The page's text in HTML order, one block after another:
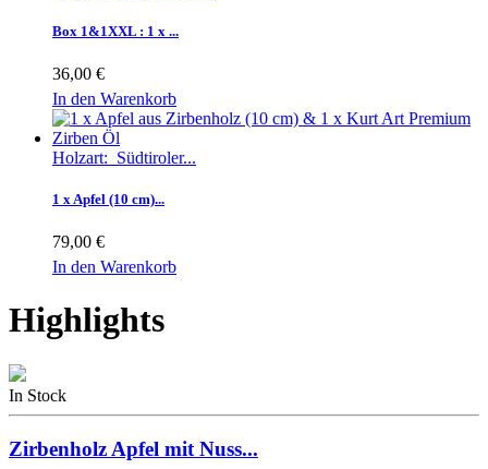
Box 1&1XXL : 1 x ...
36,00 €
In den Warenkorb
Holzart: Südtiroler...
1 x Apfel (10 cm)...
79,00 €
In den Warenkorb
Highlights
In Stock
Zirbenholz Apfel mit Nuss...